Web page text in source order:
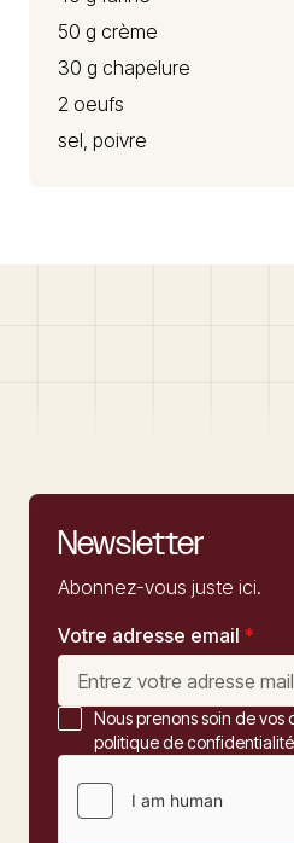
50 g crème
30 g chapelure
2 oeufs
sel, poivre
Newsletter
Abonnez-vous juste ici.
Votre adresse email *
Nous prenons soin de vos
politique de confidentialité